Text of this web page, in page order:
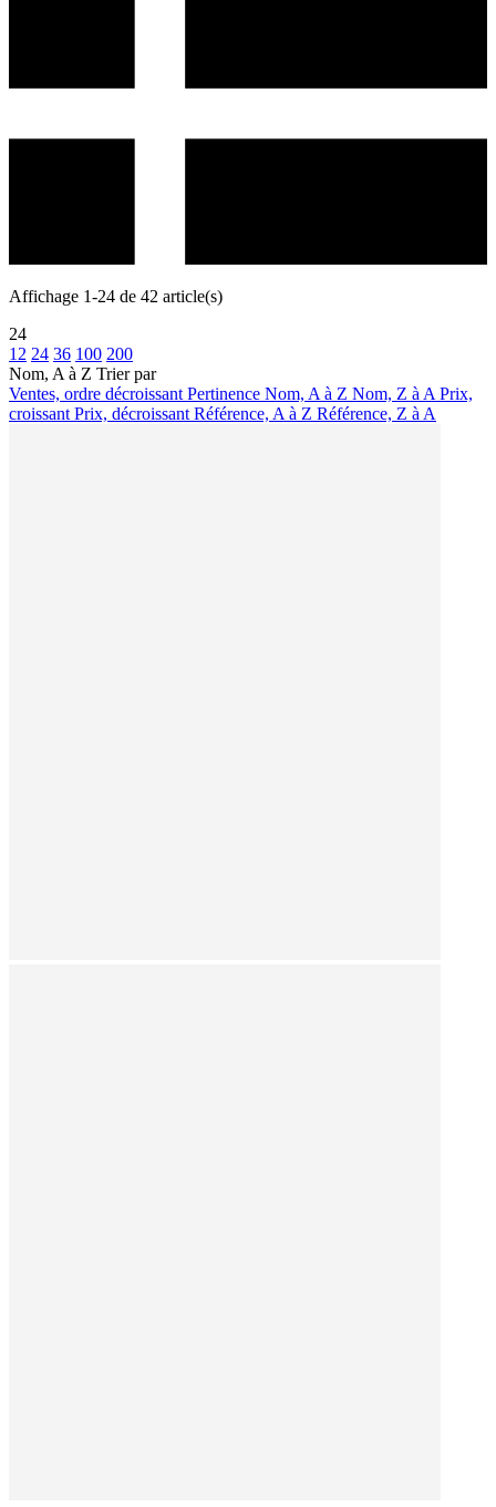
Affichage 1-24 de 42 article(s)
24
12 24 36 100 200
Nom, A à Z Trier par
Ventes, ordre décroissant Pertinence Nom, A à Z Nom, Z à A Prix,
croissant Prix, décroissant Référence, A à Z Référence, Z à A